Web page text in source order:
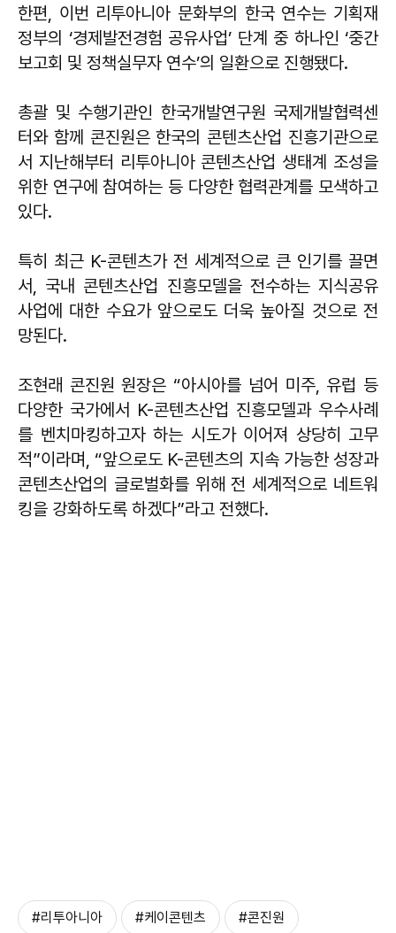
한편, 이번 리투아니아 문화부의 한국 연수는 기획재
정부의 ‘경제발전경험 공유사업’ 단계 중 하나인 ‘중간
보고회 및 정책실무자 연수’의 일환으로 진행됐다.
총괄 및 수행기관인 한국개발연구원 국제개발협력센
터와 함께 콘진원은 한국의 콘텐츠산업 진흥기관으로
서 지난해부터 리투아니아 콘텐츠산업 생태계 조성을
위한 연구에 참여하는 등 다양한 협력관계를 모색하고
있다.
특히 최근 K-콘텐츠가 전 세계적으로 큰 인기를 끌면
서, 국내 콘텐츠산업 진흥모델을 전수하는 지식공유
사업에 대한 수요가 앞으로도 더욱 높아질 것으로 전
망된다.
조현래 콘진원 원장은 “아시아를 넘어 미주, 유럽 등
다양한 국가에서 K-콘텐츠산업 진흥모델과 우수사례
를 벤치마킹하고자 하는 시도가 이어져 상당히 고무
적”이라며, “앞으로도 K-콘텐츠의 지속 가능한 성장과
콘텐츠산업의 글로벌화를 위해 전 세계적으로 네트워
킹을 강화하도록 하겠다”라고 전했다.
#리투아니아 #케이콘텐츠 #콘진원